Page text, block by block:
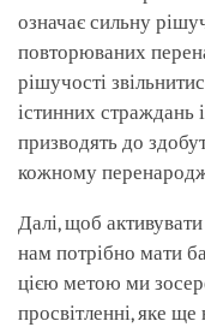
означає сильну
повторюваних
рішучості
істинних страждань
призводять до
кожному
Далі, щоб
нам потрібно мати
цією метою ми
просвітленні, яке